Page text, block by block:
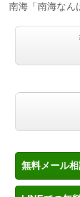
南海「南海なん
無料メール